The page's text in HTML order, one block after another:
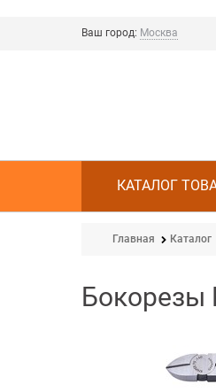
Ваш город: Москва
КАТАЛОГ
Главная Каталог
Бокорезы